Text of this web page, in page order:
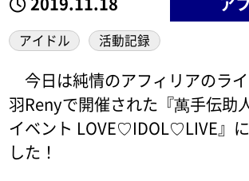
アイドル 活動記録
今日は純情のアフィリアのラ
羽Renyで開催された『萬手伝助
イベント LOVE♡IDOL♡LIVE』
した！